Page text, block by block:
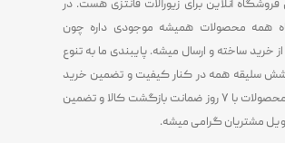
آنلاین برای زیورآلات فانتزی هست. در
همه محصولات همیشه موجودی داره چون
خرید ساخته و ارسال میشه. پایبندی ما به تنوع
سلیقه همه در کنار کیفیت و تضمین خرید
هست. همه محصولات با ۷ روز ضمانت بازگشت کالا و تضمین
مشتریان گرامی میشه.